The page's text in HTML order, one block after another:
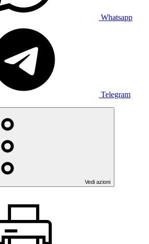
Whatsapp
Telegram
Vedi azioni